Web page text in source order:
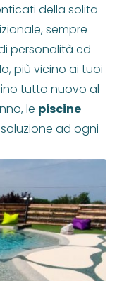
della solita
sempre
personalità ed
più vicino ai tuoi
tutto nuovo al
le piscine
ad ogni